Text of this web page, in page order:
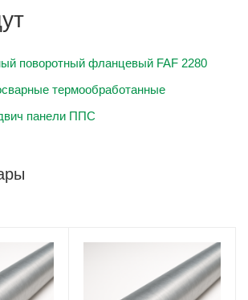
поворотный фланцевый FAF 2280
термообработанные
панели ППС